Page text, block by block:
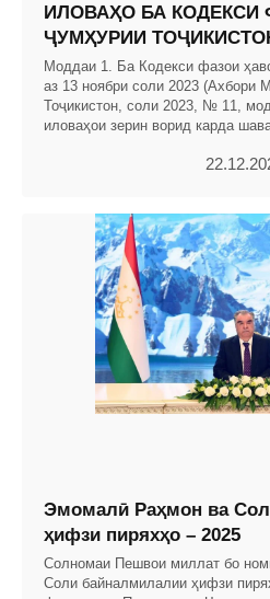
ИЛОВАҲО БА КОДЕКСИ
ҶУМҲУРИИ
Моддаи 1. Ба Кодекси фазои
аз 13 ноябри соли 2023 (Ахбори
Тоҷикистон, соли 2023, № 11,
иловаҳои зерин ворид карда
Эмомалӣ Раҳмон ва
ҳифзи пиряхҳо – 2025
Солномаи Пешвои миллат бо
Соли байналмилалии ҳифзи